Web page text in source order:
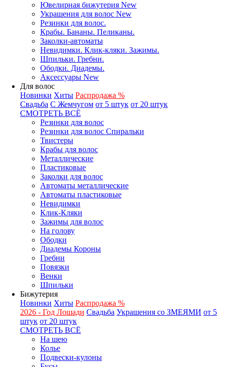
Ювелирная бижутерия New
Украшения для волос New
Резинки для волос.
Крабы. Бананы. Пеликаны.
Заколки-автоматы
Невидимки. Клик-кляки. Зажимы.
Шпильки. Гребни.
Ободки. Диадемы.
Аксессуары New
Для волос
Новинки Хиты Распродажа %
Свадьба С Жемчугом от 5 штук от 20 штук
СМОТРЕТЬ ВСЁ
Резинки для волос
Резинки для волос Спиральки
Твистеры
Крабы для волос
Металлические
Пластиковые
Заколки для волос
Автоматы металлические
Автоматы пластиковые
Невидимки
Клик-Кляки
Зажимы для волос
На голову
Ободки
Диадемы Короны
Гребни
Повязки
Венки
Шпильки
Бижутерия
Новинки Хиты Распродажа %
2026 - Год Лошади Свадьба Украшения со ЗМЕЯМИ от 5
штук от 20 штук
СМОТРЕТЬ ВСЁ
На шею
Колье
Подвески-кулоны